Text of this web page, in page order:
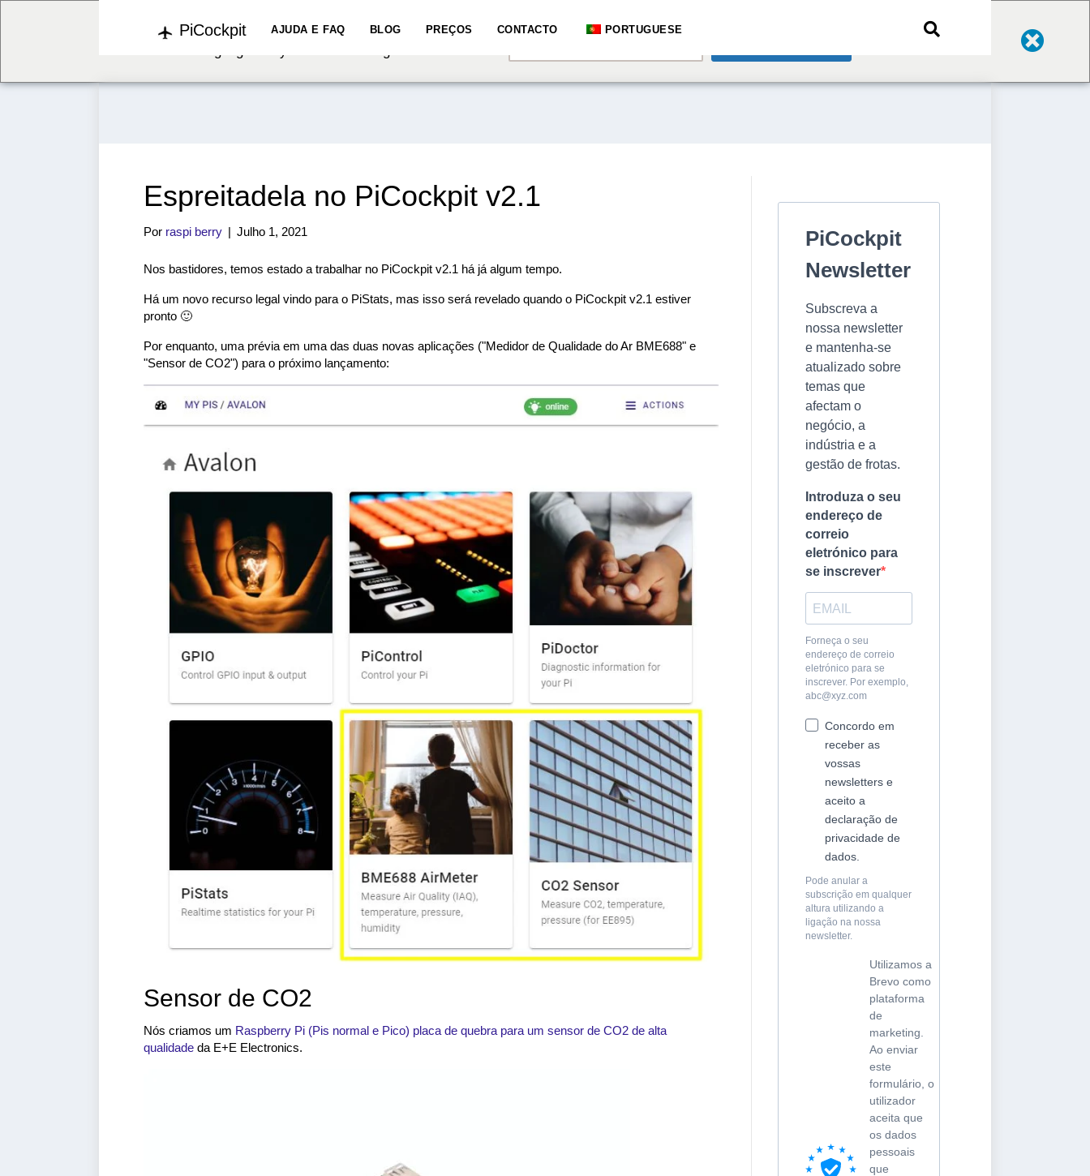
We've detected you might be speaking a different
English
PiCockpit AJUDA E FAQ BLOG PREÇOS CONTACTO PORTUGUESE
Espreitadela no PiCockpit v2.1
Por raspi berry | Julho 1, 2021
Nos bastidores, temos estado a trabalhar no PiCockpit v2.1 há já algum tempo.
Há um novo recurso legal vindo para o PiStats, mas isso será revelado quando o PiCockpit v2.1 estiver
pronto 🙂
Por enquanto, uma prévia em uma das duas novas aplicações ("Medidor de Qualidade do Ar BME688" e
"Sensor de CO2") para o próximo lançamento:
Sensor de CO2
Nós criamos um Raspberry Pi (Pis normal e Pico) placa de quebra para um sensor de CO2 de alta
qualidade da E+E Electronics.
PiCockpit
Newsletter
Subscreva a
nossa newsletter
e mantenha-se
atualizado sobre
temas que
afectam o
negócio, a
indústria e a
gestão de frotas.
Introduza o seu
endereço de
correio
eletrónico para
se inscrever
Forneça o seu
endereço de correio
eletrónico para se
inscrever. Por exemplo,
abc@xyz.com
Concordo em
receber as
vossas
newsletters e
aceito a
declaração de
privacidade de
dados.
Pode anular a
subscrição em qualquer
altura utilizando a
ligação na nossa
newsletter.
Utilizamos a
Brevo como
plataforma
de
marketing.
Ao enviar
este
formulário, o
utilizador
aceita que
os dados
pessoais
que